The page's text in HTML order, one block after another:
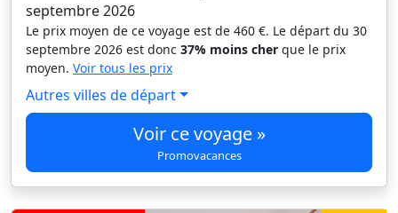
septembre 2026
Le prix moyen de ce voyage est de 460 €. Le départ du 30
septembre 2026 est donc 37% moins cher que le prix
moyen. Voir tous les prix
Autres villes de départ
Voir ce voyage »
Promovacances